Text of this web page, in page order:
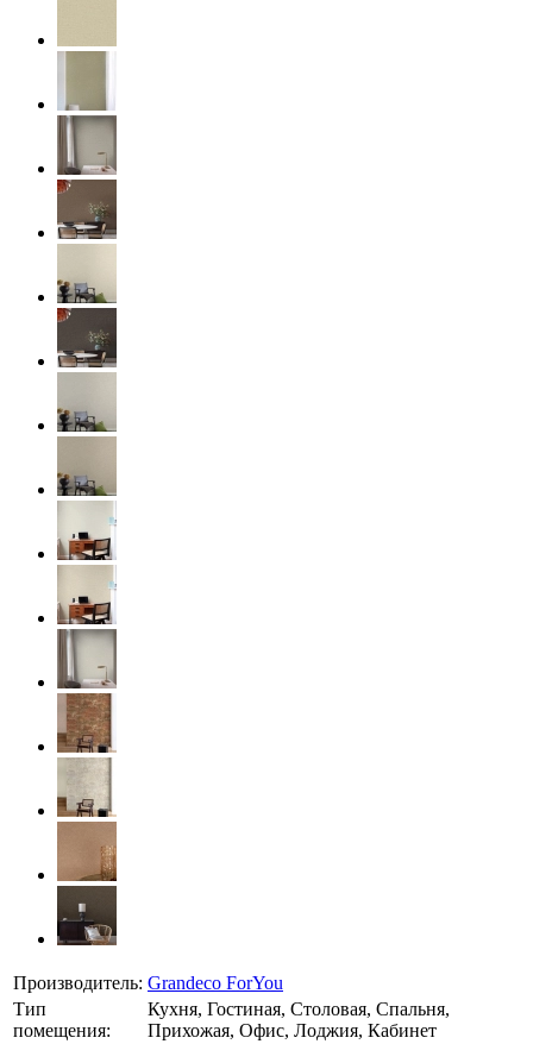
Производитель: Grandeco ForYou
Тип
помещения:
Кухня, Гостиная, Столовая, Спальня,
Прихожая, Офис, Лоджия, Кабинет